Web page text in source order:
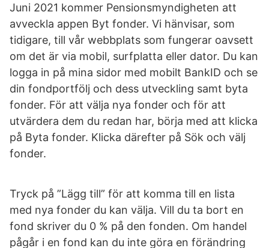
Juni 2021 kommer Pensionsmyndigheten att
avveckla appen Byt fonder. Vi hänvisar, som
tidigare, till vår webbplats som fungerar oavsett
om det är via mobil, surfplatta eller dator. Du kan
logga in på mina sidor med mobilt BankID och se
din fondportfölj och dess utveckling samt byta
fonder. För att välja nya fonder och för att
utvärdera dem du redan har, börja med att klicka
på Byta fonder. Klicka därefter på Sök och välj
fonder.
Tryck på ”Lägg till” för att komma till en lista
med nya fonder du kan välja. Vill du ta bort en
fond skriver du 0 % på den fonden. Om handel
pågår i en fond kan du inte göra en förändring